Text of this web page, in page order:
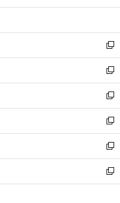
開
ウ
開
く
ン
ウ
で
開
く
ウ
ン
ド
ウ
で
開
く
新
し
い
ウ
ィ
ン
ド
ウ
で
開
く
新
し
い
ウ
ィ
ン
ド
ウ
で
開
新
し
い
ウ
ィ
ン
ド
ウ
新
し
い
ウ
ィ
ン
新
し
い
ウ
新
し